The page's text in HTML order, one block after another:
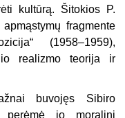
kultūrą. Šitokios P.
fragmente
(1958–1959),
realizmo teorija ir
buvojęs Sibiro
perėmė jo moralinį